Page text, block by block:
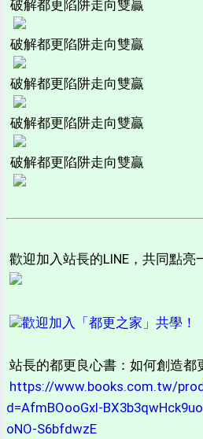
破解都更陷阱走向雙贏
破解都更陷阱走向雙贏
破解都更陷阱走向雙贏
破解都更陷阱走向雙贏
破解都更陷阱走向雙贏
歡迎加入站長的LINE，共同點亮
歡迎加入「都更之家」共學！
站長的都更良心書：如何創造都
https://www.books.com.tw/
d=AfmBOooGxI-
oNO-S6bfdwzE